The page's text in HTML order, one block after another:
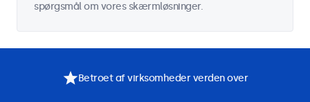
spørgsmål om vores skærmløsninger.
Betroet af virksomheder verden over